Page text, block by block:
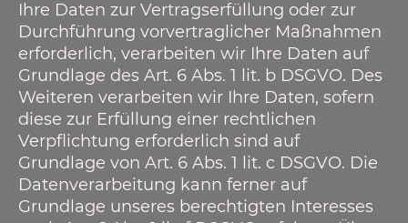
Ihre Daten zur Vertragserfüllung oder zur
Durchführung vorvertraglicher Maßnahmen
erforderlich, verarbeiten wir Ihre Daten auf
Grundlage des Art. 6 Abs. 1 lit. b DSGVO. Des
Weiteren verarbeiten wir Ihre Daten, sofern
diese zur Erfüllung einer rechtlichen
Verpflichtung erforderlich sind auf
Grundlage von Art. 6 Abs. 1 lit. c DSGVO. Die
Datenverarbeitung kann ferner auf
Grundlage unseres berechtigten Interesses